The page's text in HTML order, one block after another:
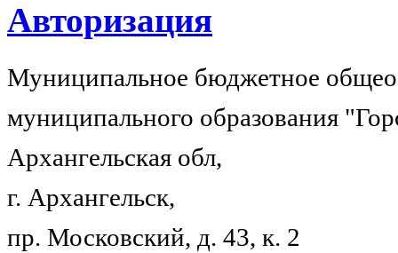
Авторизация
Муниципальное бюджетное
муниципального образования
Архангельская обл,
г. Архангельск,
пр. Московский, д. 43, к. 2